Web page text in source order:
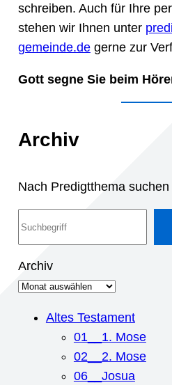
schreiben. Auch für Ihre
stehen wir Ihnen unter
gemeinde.degerne zur
Gott segne Sie beim
Archiv
Nach Predigtthema suchen
h
e
Archiv
Altes Testament
01__1. Mose
02__2. Mose
06__Josua